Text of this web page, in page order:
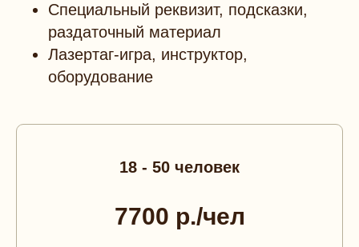
Специальный реквизит, подсказки,
раздаточный материал
Лазертаг-игра, инструктор,
оборудование
18 - 50 человек
7700 р./чел